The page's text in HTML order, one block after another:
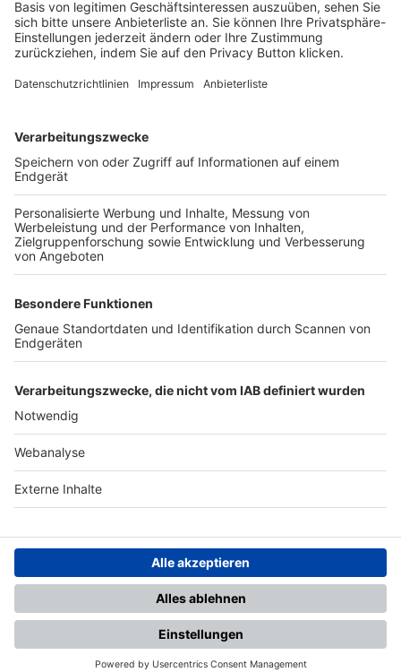
Login SpielPlus
FOLGE DEM BFV
TOP-VEREINE
TOP-PARTNER
SFV DFB
Nutzungsbedingungen Datenschutz Impressum
Ihr Gerät wird möglicherweise
nicht vollständig unterstützt.
Für die beste Nutzung empfehlen
wir ein kompatibles Gerät oder
einen aktuellen Browser.